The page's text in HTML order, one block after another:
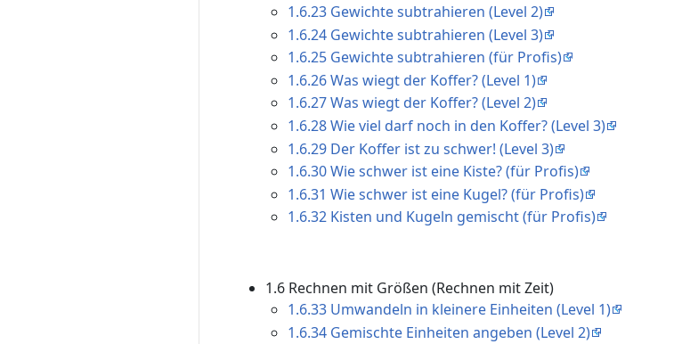
1.6.23 Gewichte subtrahieren (Level 2)
1.6.24 Gewichte subtrahieren (Level 3)
1.6.25 Gewichte subtrahieren (für Profis)
1.6.26 Was wiegt der Koffer? (Level 1)
1.6.27 Was wiegt der Koffer? (Level 2)
1.6.28 Wie viel darf noch in den Koffer? (Level 3)
1.6.29 Der Koffer ist zu schwer! (Level 3)
1.6.30 Wie schwer ist eine Kiste? (für Profis)
1.6.31 Wie schwer ist eine Kugel? (für Profis)
1.6.32 Kisten und Kugeln gemischt (für Profis)
1.6 Rechnen mit Größen (Rechnen mit Zeit)
1.6.33 Umwandeln in kleinere Einheiten (Level 1)
1.6.34 Gemischte Einheiten angeben (Level 2)